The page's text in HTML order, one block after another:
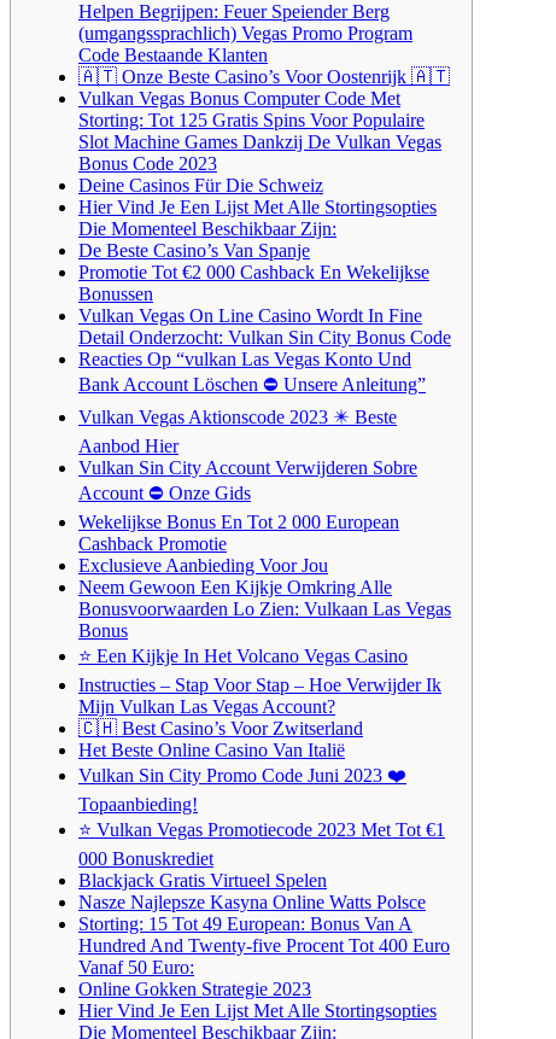
Helpen Begrijpen: Feuer Speiender Berg
(umgangssprachlich) Vegas Promo Program
Code Bestaande Klanten
🇦🇹 Onze Beste Casino’s Voor Oostenrijk 🇦🇹
Vulkan Vegas Bonus Computer Code Met
Storting: Tot 125 Gratis Spins Voor Populaire
Slot Machine Games Dankzij De Vulkan Vegas
Bonus Code 2023
Deine Casinos Für Die Schweiz
Hier Vind Je Een Lijst Met Alle Stortingsopties
Die Momenteel Beschikbaar Zijn:
De Beste Casino’s Van Spanje
Promotie Tot €2 000 Cashback En Wekelijkse
Bonussen
Vulkan Vegas On Line Casino Wordt In Fine
Detail Onderzocht: Vulkan Sin City Bonus Code
Reacties Op “vulkan Las Vegas Konto Und
Bank Account Löschen ⛔️ Unsere Anleitung”
Vulkan Vegas Aktionscode 2023 ✴️ Beste
Aanbod Hier
Vulkan Sin City Account Verwijderen Sobre
Account ⛔️ Onze Gids
Wekelijkse Bonus En Tot 2 000 European
Cashback Promotie
Exclusieve Aanbieding Voor Jou
Neem Gewoon Een Kijkje Omkring Alle
Bonusvoorwaarden Lo Zien: Vulkaan Las Vegas
Bonus
⭐ Een Kijkje In Het Volcano Vegas Casino
Instructies – Stap Voor Stap – Hoe Verwijder Ik
Mijn Vulkan Las Vegas Account?
🇨🇭 Best Casino’s Voor Zwitserland
Het Beste Online Casino Van Italië
Vulkan Sin City Promo Code Juni 2023 ❤️
Topaanbieding!
⭐ Vulkan Vegas Promotiecode 2023 Met Tot €1
000 Bonuskrediet
Blackjack Gratis Virtueel Spelen
Nasze Najlepsze Kasyna Online Watts Polsce
Storting: 15 Tot 49 European: Bonus Van A
Hundred And Twenty-five Procent Tot 400 Euro
Vanaf 50 Euro:
Online Gokken Strategie 2023
Hier Vind Je Een Lijst Met Alle Stortingsopties
Die Momenteel Beschikbaar Zijn: